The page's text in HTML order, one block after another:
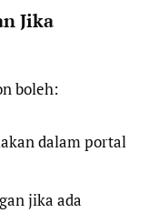
Jika
boleh:
dalam portal
jika ada